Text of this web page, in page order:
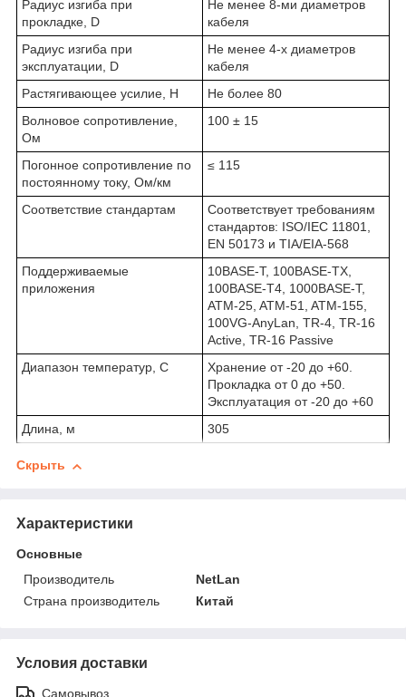
Радиус изгиба при
прокладке, D
Не менее 8-ми диаметров
кабеля
Радиус изгиба при
эксплуатации, D
Не менее 4-х диаметров
кабеля
Растягивающее усилие, H
Не более 80
Волновое сопротивление,
Ом
100 ± 15
Погонное сопротивление по
постоянному току, Ом/км
≤ 115
Соответствие стандартам
Соответствует требованиям
стандартов: ISO/IEC 11801,
EN 50173 и TIA/EIA-568
Поддерживаемые
приложения
10BASE-T, 100BASE-TX,
100BASE-T4, 1000BASE-T,
ATM-25, ATM-51, ATM-155,
100VG-AnyLan, TR-4, TR-16
Active, TR-16 Passive
Диапазон температур, С
Хранение от -20 до +60.
Прокладка от 0 до +50.
Эксплуатация от -20 до +60
Длина, м
305
Скрыть
Характеристики
Основные
Производитель
NetLan
Страна производитель
Китай
Условия доставки
Самовывоз